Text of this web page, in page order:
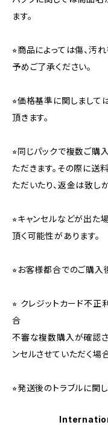
ます。
⭐︎商品によっては傷、汚
予めご了承ください。
⭐︎価格基準に関しまして
頂きます。
⭐︎同じパックで複数ご購
ただきます。その際に
ただいたり、返金は致し
⭐︎キャンセルなどが出た
頂く可能性があります。
⭐︎お客様都合でのご購入
⭐︎ クレジットカード不
合
不審な複数購入が確認
ンセルさせていただく場
⭐︎発送後のトラブルに関